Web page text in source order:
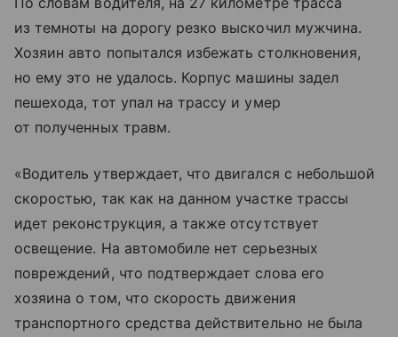
из темноты на дорогу резко выскочил мужчина.
Хозяин авто попытался избежать столкновения,
но ему это не удалось. Корпус машины задел
пешехода, тот упал на трассу и умер
от полученных травм.
«Водитель утверждает, что двигался с небольшой
скоростью, так как на данном участке трассы
идет реконструкция, а также отсутствует
освещение. На автомобиле нет серьезных
повреждений, что подтверждает слова его
хозяина о том, что скорость движения
транспортного средства действительно не была